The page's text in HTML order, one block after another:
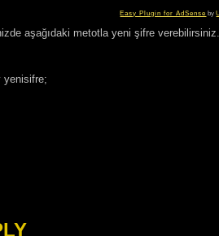
Easy Plugin for AdSense by
aşağıdaki metotla yeni şifre verebilirsiniz.
yenisifre;